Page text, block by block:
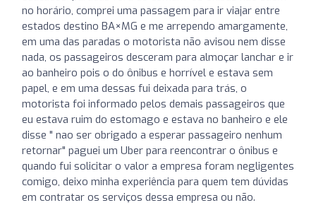
no horário, comprei uma passagem para ir viajar entre
estados destino BA×MG e me arrependo amargamente,
em uma das paradas o motorista não avisou nem disse
nada, os passageiros desceram para almoçar lanchar e ir
ao banheiro pois o do ônibus e horrível e estava sem
papel, e em uma dessas fui deixada para trás, o
motorista foi informado pelos demais passageiros que
eu estava ruim do estomago e estava no banheiro e ele
disse " nao ser obrigado a esperar passageiro nenhum
retornar" paguei um Uber para reencontrar o ônibus e
quando fui solicitar o valor a empresa foram negligentes
comigo, deixo minha experiência para quem tem dúvidas
em contratar os serviços dessa empresa ou não.